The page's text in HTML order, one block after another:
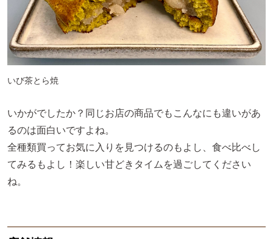
いび茶とら焼
いかがでしたか？同じお店の商品でもこんなにも違いがあ
るのは面白いですよね。
全種類買ってお気に入りを見つけるのもよし、食べ比べし
てみるもよし！楽しい甘どきタイムを過ごしてください
ね。